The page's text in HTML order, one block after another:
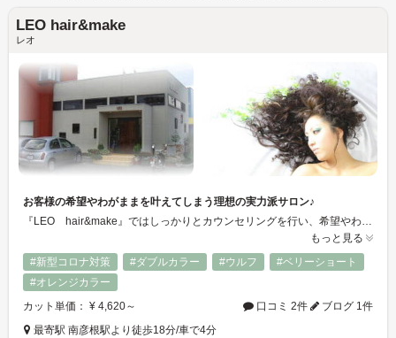
LEO hair&make
レオ
お客様の希望やわがままを叶えてしまう理想の実力派サロン♪
『LEO hair&make』ではしっかりとカウンセリングを行い、希望やわがままをヒアリング♪お客様の理想へ、豊富な感性と技術を持つスタッフがしっかりと再現いたします。お客様の悩みを残さない理想のサロンです♪♪
もっと見る
#新型コロナ対策
#ダブルカラー #ウルフ
#ベリーショート
#オレンジカラー
カット単価： ¥ 4,620～
口コミ 2件
ブログ 1件
最寄駅 南彦根駅より徒歩18分/車で4分